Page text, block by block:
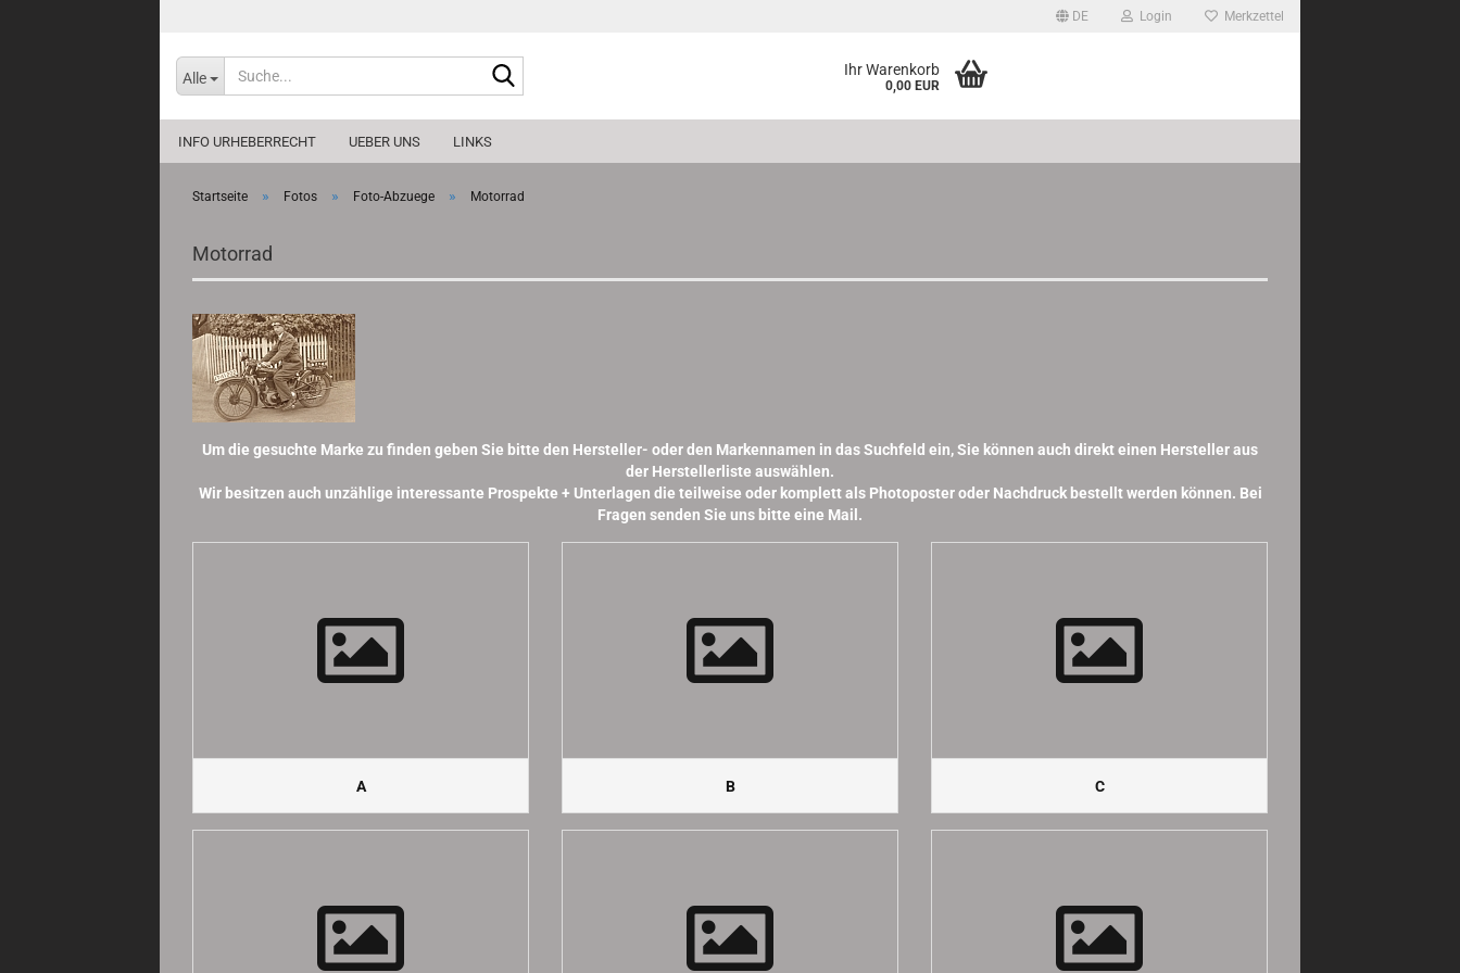
DE Login Merkzettel
Alle Ihr Warenkorb
0,00 EUR
INFO URHEBERRECHT UEBER UNS LINKS
Startseite » Fotos » Foto-Abzuege » Motorrad
Motorrad
Um die gesuchte Marke zu finden geben Sie bitte den Hersteller- oder den Markennamen in das Suchfeld ein, Sie können auch direkt einen Hersteller aus
der Herstellerliste auswählen.
Wir besitzen auch unzählige interessante Prospekte + Unterlagen die teilweise oder komplett als Photoposter oder Nachdruck bestellt werden können. Bei
Fragen senden Sie uns bitte eine Mail.
A B C